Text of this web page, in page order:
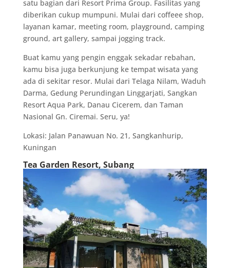
satu bagian dari Resort Prima Group. Fasilitas yang
diberikan cukup mumpuni. Mulai dari coffeee shop,
layanan kamar, meeting room, playground, camping
ground, art gallery, sampai jogging track.
Buat kamu yang pengin enggak sekadar rebahan,
kamu bisa juga berkunjung ke tempat wisata yang
ada di sekitar resor. Mulai dari Telaga Nilam, Waduh
Darma, Gedung Perundingan Linggarjati, Sangkan
Resort Aqua Park, Danau Cicerem, dan Taman
Nasional Gn. Ciremai. Seru, ya!
Lokasi: Jalan Panawuan No. 21, Sangkanhurip,
Kuningan
Tea Garden Resort, Subang